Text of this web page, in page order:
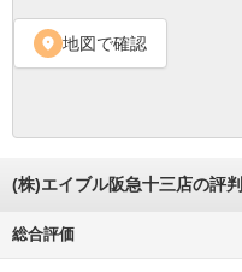
location_on 地図で確認
(株)エイブル阪急十三店の評判
総合評価